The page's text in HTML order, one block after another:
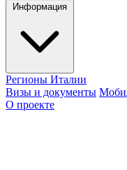
Информация
Регионы Италии
Визы и документы
О проекте